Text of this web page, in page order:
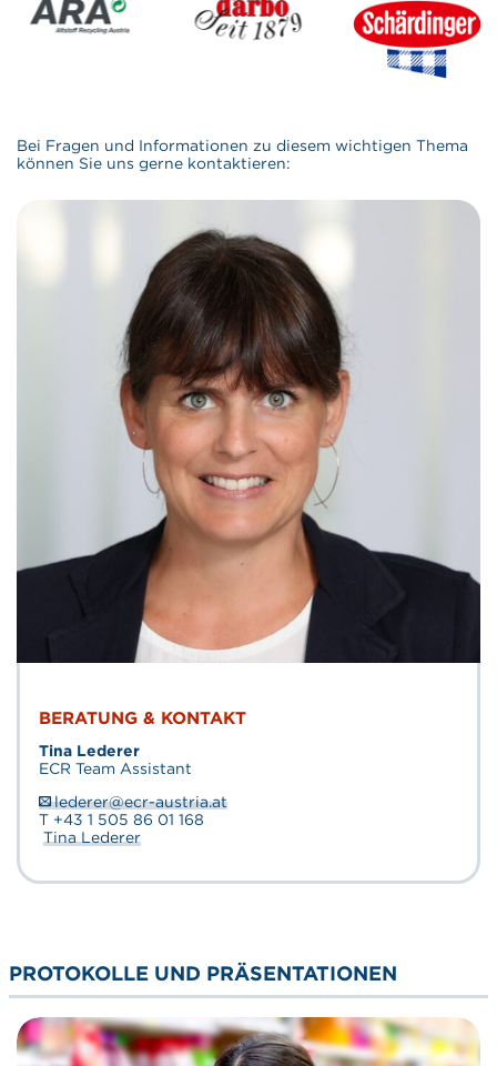
Bei Fragen und Informationen zu diesem wichtigen Thema
können Sie uns gerne kontaktieren:
BERATUNG & KONTAKT
Tina Lederer
ECR Team Assistant
lederer@ecr-austria.at
T +43 1 505 86 01 168
Tina Lederer
PROTOKOLLE UND PRÄSENTATIONEN